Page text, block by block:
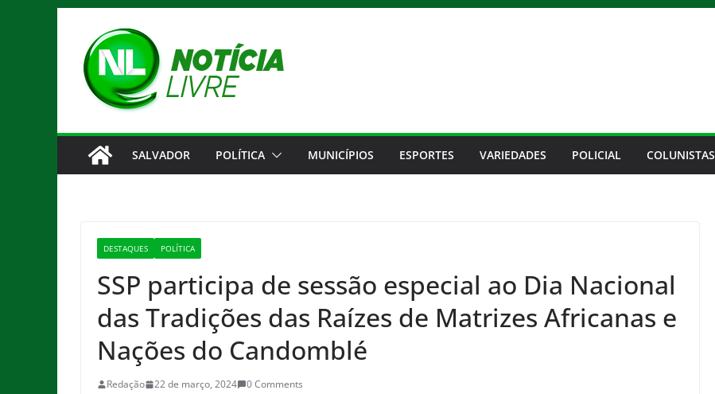
conteúdo
SALVADOR POLÍTICA MUNICÍPIOS ESPORTES VARIEDADES POLICIAL COLUNISTAS
DESTAQUES POLÍTICA
SSP participa de sessão especial ao Dia Nacional
das Tradições das Raízes de Matrizes Africanas e
Nações do Candomblé
Redação 22 de março, 2024 0 Comments